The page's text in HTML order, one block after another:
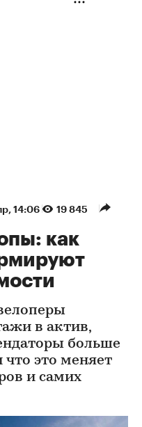
14:06 19 845
как
в актив,
больше
что это меняет
и самих